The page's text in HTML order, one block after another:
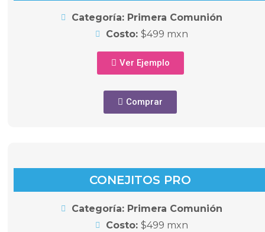
Categoría: Primera Comunión
Costo:$499 mxn
Ver Ejemplo
Comprar
CONEJITOS PRO
Categoría: Primera Comunión
Costo:$499 mxn